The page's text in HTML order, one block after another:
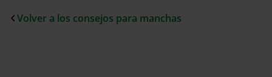
Volver a los consejos para manchas